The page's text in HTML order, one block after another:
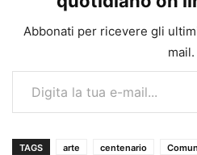
Abbonati per ricevere gli
mail.
Digita la tua e-mail...
TAGS arte centenario